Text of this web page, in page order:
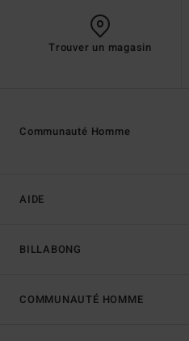
Trouver un magasin
AIDE
BILLABONG
Communauté Homme
COMMUNAUTÉ HOMME